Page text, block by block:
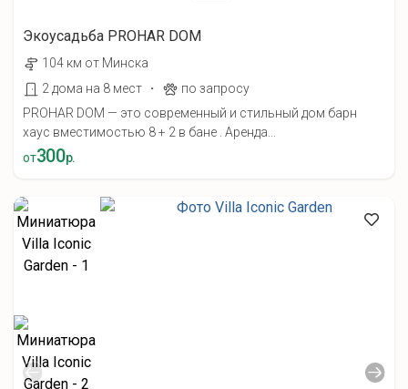
Экоусадьба PROHAR DOM
104 км от Минска
2 дома на 8 мест
·
по запросу
PROHAR DOM — это современный и стильный дом барн
хаус вместимостью 8 + 2 в бане . Аренда...
от300р.